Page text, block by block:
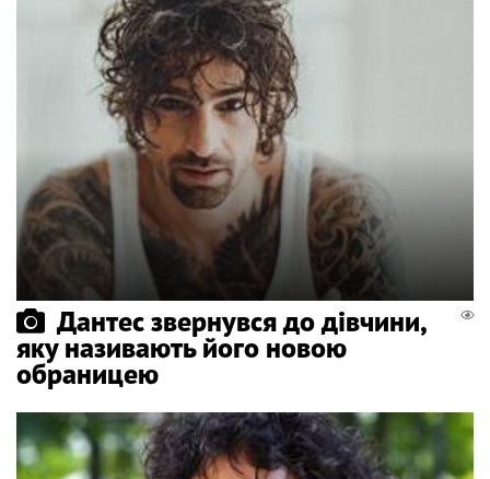
Дантес звернувся до дівчини,
яку називають його новою
обраницею